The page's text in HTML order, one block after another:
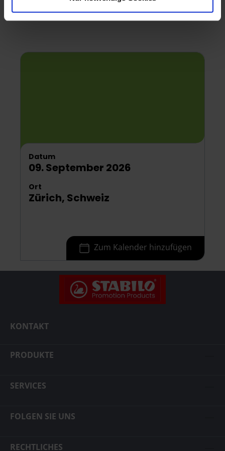
Datum
09. September 2026
Ort
Zürich, Schweiz
Zum Kalender hinzufügen
KONTAKT
PRODUKTE
SERVICES
FOLGEN SIE UNS
RECHTLICHES